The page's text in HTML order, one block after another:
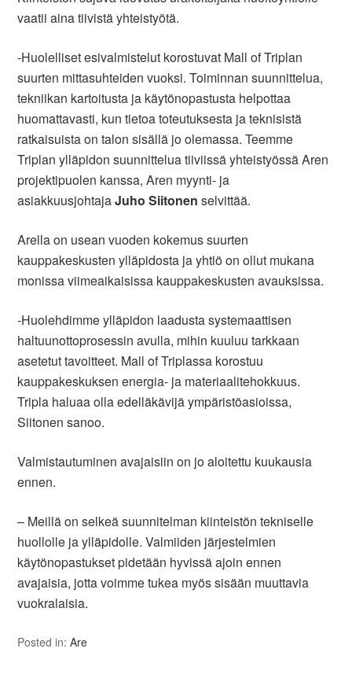
vaatii aina tiivistä yhteistyötä.
-Huolelliset esivalmistelut korostuvat Mall of Triplan
suurten mittasuhteiden vuoksi. Toiminnan suunnittelua,
tekniikan kartoitusta ja käytönopastusta helpottaa
huomattavasti, kun tietoa toteutuksesta ja teknisistä
ratkaisuista on talon sisällä jo olemassa. Teemme
Triplan ylläpidon suunnittelua tiiviissä yhteistyössä Aren
projektipuolen kanssa, Aren myynti- ja
asiakkuusjohtajaJuhoSiitonen selvittää.
Arella on usean vuoden kokemus suurten
kauppakeskusten ylläpidosta ja yhtiö on ollut mukana
monissa viimeaikaisissa kauppakeskusten avauksissa.
-Huolehdimme ylläpidon laadusta systemaattisen
haltuunottoprosessin avulla, mihin kuuluu tarkkaan
asetetut tavoitteet. Mall of Triplassa korostuu
kauppakeskuksen energia- ja materiaalitehokkuus.
Tripla haluaa olla edelläkävijä ympäristöasioissa,
Siitonen sanoo.
Valmistautuminen avajaisiin on jo aloitettu kuukausia
ennen.
– Meillä on selkeä suunnitelman kiinteistön tekniselle
huollolle ja ylläpidolle. Valmiiden järjestelmien
käytönopastukset pidetään hyvissä ajoin ennen
avajaisia, jotta voimme tukea myös sisään muuttavia
vuokralaisia.
Posted in:Are